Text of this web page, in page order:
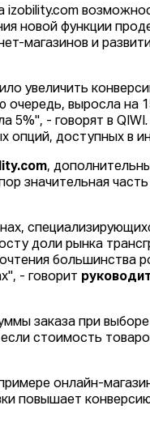
izobility.com
новой функции
магазинов и
увеличить
очередь, выросла на
5%", - говорят в
опций, доступных в
,
значительная
доли рынка
большинства
- говорит
заказа при
стоимость
онлайн-
повышает